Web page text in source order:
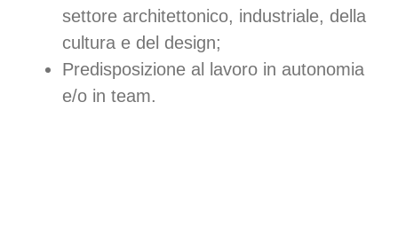
settore architettonico, industriale, della
cultura e del design;
Predisposizione al lavoro in autonomia
e/o in team.